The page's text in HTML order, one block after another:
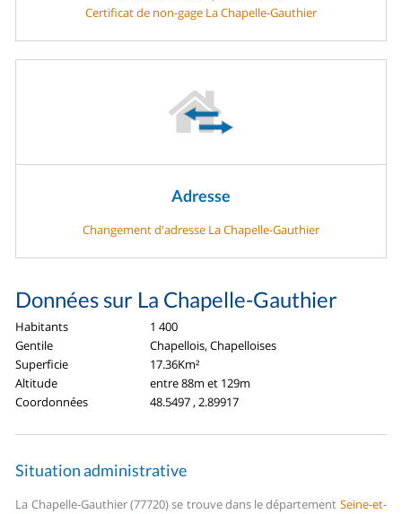
Certificat de non-gage La Chapelle-Gauthier
Adresse
Changement d'adresse La Chapelle-Gauthier
Données sur La Chapelle-Gauthier
Habitants
1 400
Gentile
Chapellois, Chapelloises
Superficie
17.36Km²
Altitude
entre 88m et 129m
Coordonnées
48.5497 , 2.89917
Situation administrative
La Chapelle-Gauthier (77720) se trouve dans le département Seine-et-